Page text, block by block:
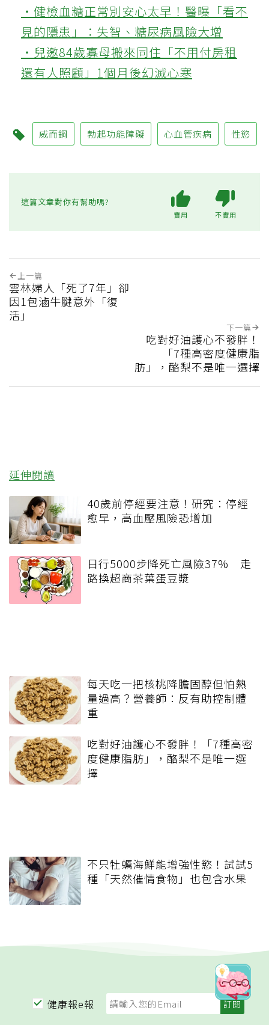
‧健檢血糖正常別安心太早！醫曝「看不
見的隱患」：失智、糖尿病風險大增
‧兒邀84歲寡母搬來同住「不用付房租
還有人照顧」1個月後幻滅心寒
威而鋼 勃起功能障礙 心血管疾病 性慾
這篇文章對你有幫助嗎?
實用 不實用
上一篇
雲林婦人「死了7年」卻
因1包滷牛腱意外「復
活」
下一篇
吃對好油護心不發胖！
「7種高密度健康脂
肪」，酪梨不是唯一選擇
延伸閱讀
40歲前停經要注意！研究：停經
愈早，高血壓風險恐增加
日行5000步降死亡風險37% 走
路換超商茶葉蛋豆漿
每天吃一把核桃降膽固醇但怕熱
量過高？營養師：反有助控制體
重
吃對好油護心不發胖！「7種高密
度健康脂肪」，酪梨不是唯一選
擇
不只牡蠣海鮮能增強性慾！試試5
種「天然催情食物」也包含水果
健康報e報